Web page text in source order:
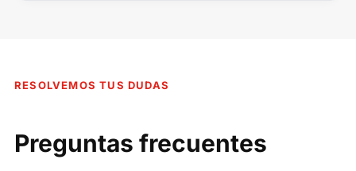
RESOLVEMOS TUS DUDAS
Preguntas frecuentes